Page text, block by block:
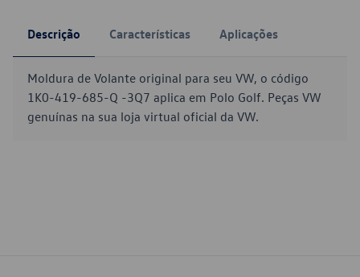
Descrição Características Aplicações
Moldura de Volante original para seu VW, o código
1K0-419-685-Q -3Q7 aplica em Polo Golf. Peças VW
genuínas na sua loja virtual oficial da VW.